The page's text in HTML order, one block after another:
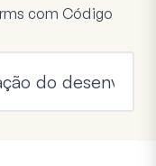
com Código